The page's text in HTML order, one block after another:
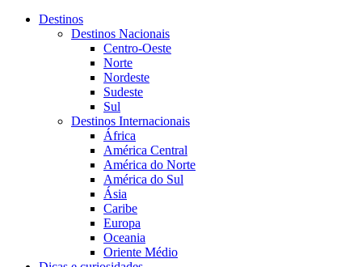
Destinos
Destinos Nacionais
Centro-Oeste
Norte
Nordeste
Sudeste
Sul
Destinos Internacionais
África
América Central
América do Norte
América do Sul
Ásia
Caribe
Europa
Oceania
Oriente Médio